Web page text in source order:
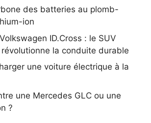
des batteries au plomb-
ion
ID.Cross : le SUV
la conduite durable
une voiture électrique à la
une Mercedes GLC ou une
?